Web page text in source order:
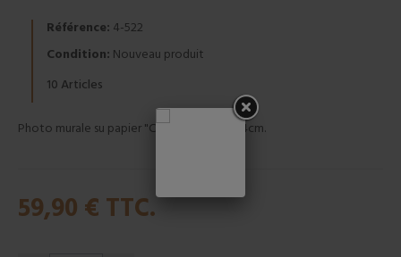
Référence: 4-522
Condition: Nouveau produit
10 Articles
Photo murale su papier "CANOPY" 184x254cm.
59,90 € TTC.